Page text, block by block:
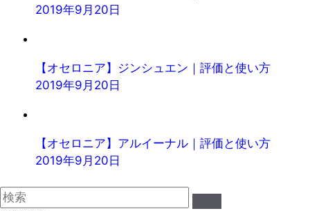
2019年9月20日
【オセロニア】ジンシュエン｜評価と使い方
2019年9月20日
【オセロニア】アルイーナル｜評価と使い方
2019年9月20日